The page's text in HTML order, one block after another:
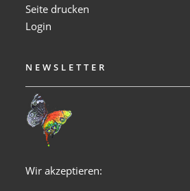
Seite drucken
Login
NEWSLETTER
Wir akzeptieren: